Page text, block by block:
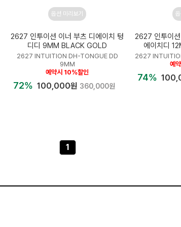
옵션 미리보기
2627 인투이션 이너 부츠 디에이치 텅
디디 9MM BLACK GOLD
2627 INTUITION DH-TONGUE DD
9MM
예약시 10%할인
72% 100,000원 360,000원
2627 인투이
에이치디
2627
예
74%
1